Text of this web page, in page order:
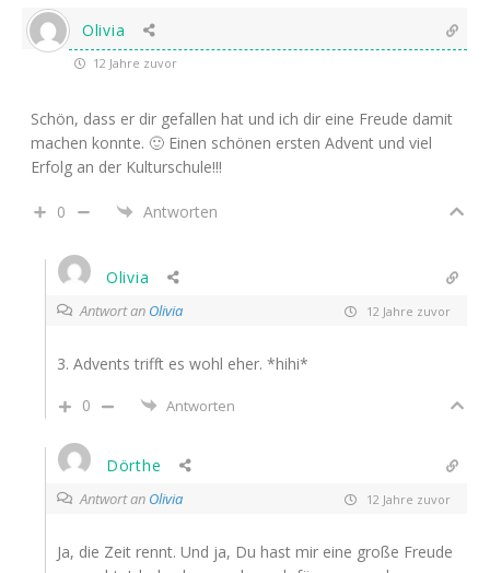
Olivia
12 Jahre zuvor
Schön, dass er dir gefallen hat und ich dir eine Freude damit
machen konnte. 🙂 Einen schönen ersten Advent und viel
Erfolg an der Kulturschule!!!
0 Antworten
Olivia
Antwort an Olivia 12 Jahre zuvor
3. Advents trifft es wohl eher. *hihi*
0
Antworten
Dörthe
Antwort an Olivia 12 Jahre zuvor
Ja, die Zeit rennt. Und ja, Du hast mir eine große Freude